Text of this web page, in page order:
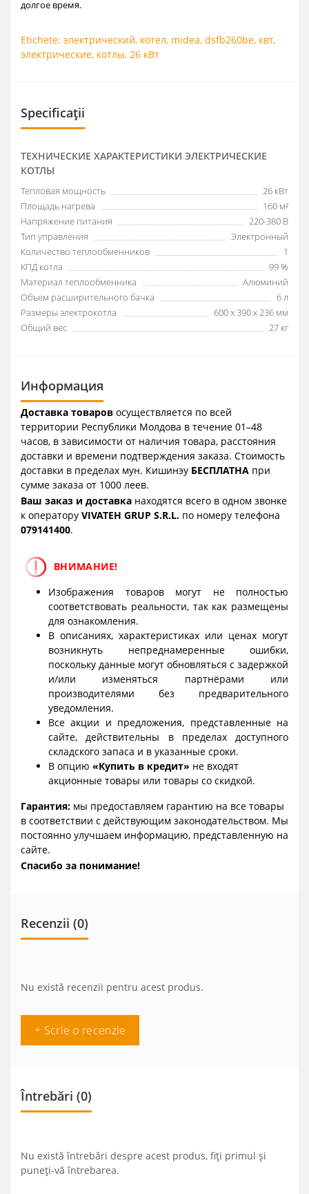
долгое время.
Etichete: электрический, котел, midea, dsfb260be, квт,
электрические, котлы, 26 кВт
Specificații
ТЕХНИЧЕСКИЕ ХАРАКТЕРИСТИКИ ЭЛЕКТРИЧЕСКИЕ
КОТЛЫ
Тепловая мощность
26 кВт
Площадь нагрева
160 м²
Напряжение питания
220-380 В
Тип управления
Электронный
Количество теплообменников
1
КПД котла
99 %
Материал теплообменника
Алюминий
Объем расширительного бачка
6 л
Размеры электрокотла
600 x 390 x 236 мм
Общий вес
27 кг
Информация
Доставка товаров осуществляется по всей
территории Республики Молдова в течение 01–48
часов, в зависимости от наличия товара, расстояния
доставки и времени подтверждения заказа. Стоимость
доставки в пределах мун. Кишинэу БЕСПЛАТНА при
сумме заказа от 1000 леев.
Ваш заказ и доставка находятся всего в одном звонке
к оператору VIVATEH GRUP S.R.L. по номеру телефона
079141400.
ВНИМАНИЕ!
Изображения товаров могут не полностью
соответствовать реальности, так как размещены
для ознакомления.
В описаниях, характеристиках или ценах могут
возникнуть непреднамеренные ошибки,
поскольку данные могут обновляться с задержкой
и/или изменяться партнёрами или
производителями без предварительного
уведомления.
Все акции и предложения, представленные на
сайте, действительны в пределах доступного
складского запаса и в указанные сроки.
В опцию «Купить в кредит» не входят
акционные товары или товары со скидкой.
Гарантия: мы предоставляем гарантию на все товары
в соответствии с действующим законодательством. Мы
постоянно улучшаем информацию, представленную на
сайте.
Спасибо за понимание!
Recenzii (0)
Nu există recenzii pentru acest produs.
+ Scrie o recenzie
Întrebări (0)
Nu există întrebări despre acest produs, fiți primul și
puneți-vă întrebarea.